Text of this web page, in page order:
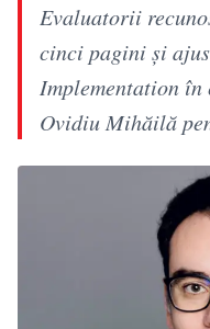
Evaluatorii
cinci pagini și
Implementation
Ovidiu Mihăilă